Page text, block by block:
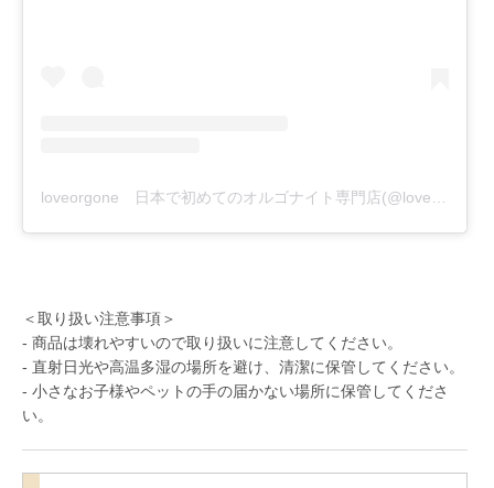
＜取り扱い注意事項＞
- 商品は壊れやすいので取り扱いに注意してください。
- 直射日光や高温多湿の場所を避け、清潔に保管してください。
- 小さなお子様やペットの手の届かない場所に保管してくださ
い。